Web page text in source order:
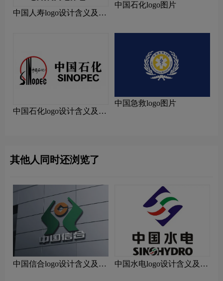
中国人寿logo设计含义及设
中国石化logo图片
中国石化logo设计含义及设
中国急救logo图片
其他人同时还浏览了
中国信合logo设计含义及设
中国水电logo设计含义及设